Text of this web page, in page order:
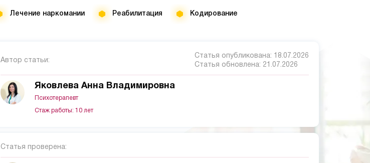
Лечение наркомании Реабилитация Кодирование
Автор статьи:
Статья опубликована: 18.07.2026
Статья обновлена: 21.07.2026
Яковлева Анна Владимировна
Психотерапевт
Стаж работы: 10 лет
Статья проверена: